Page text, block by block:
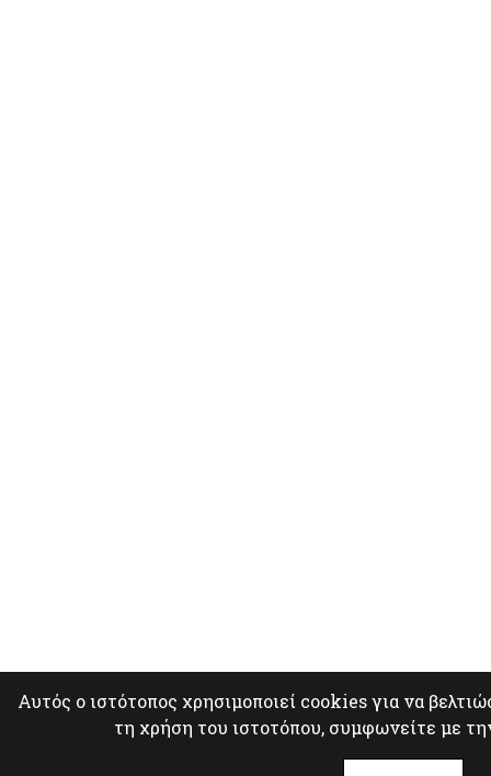
Αυτός ο ιστότοπος χρησιμοποιεί cookies για να
τη χρήση του ιστοτόπου, συμφωνείτε με